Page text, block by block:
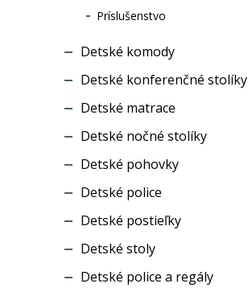
Príslušenstvo
Detské komody
Detské konferenčné stolíky
Detské matrace
Detské nočné stolíky
Detské pohovky
Detské police
Detské postieľky
Detské stoly
Detské police a regály